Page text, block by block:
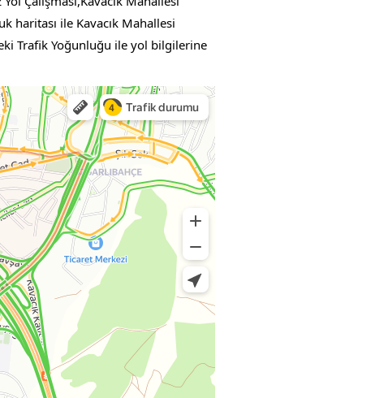
haritası ile Kavacık Mahallesi
Trafik Yoğunluğu ile yol bilgilerine